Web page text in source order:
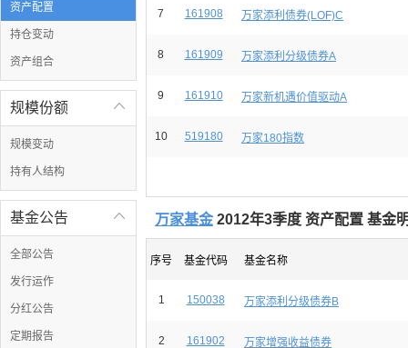
资产配置
持仓变动
资产组合

规模份额
规模变动
持有人结构

基金公告
全部公告
发行运作
分红公告
定期报告
7 161908 万家添利债券(LOF)C
8 161909 万家添利分级债券A
9 161910 万家新机遇价值驱动A
10 519180 万家180指数
万家基金 2012年3季度 资产配置 基金
序号 基金代码 基金名称
1 150038 万家添利分级债券B
2 161902 万家增强收益债券